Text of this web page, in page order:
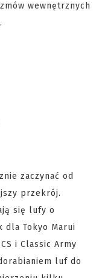
wewnętrznych
zaczynać od
przekrój.
się lufy o
dla Tokyo Marui
i Classic Army
luf do